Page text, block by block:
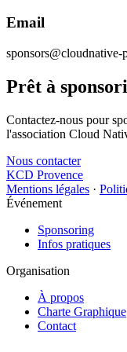
Email
sponsors@cloudnative-
Prêt à
Contactez-nous pour
l'association Cloud
Nous contacter
KCD Provence
Mentions légales ·
Événement
Sponsoring
Infos pratiques
Organisation
À propos
Charte Graphique
Contact